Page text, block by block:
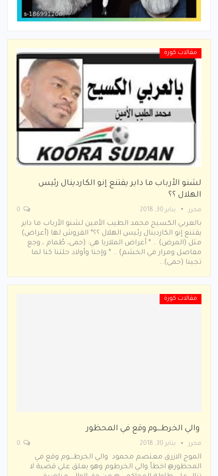
مقالات كورة
لشنو الأرباب ما داير يقتنع إنو الكاردينال رئيس
الهلال ؟؟
محرر يناير 30, 2018
بالعربي الكسيح محمد الطيب الأمين لشنو الأرباب ما داير
يقتنع إنو الكاردينال رئيس الهلال ؟؟* القروش لها (أعراض)
مثل (المرض) .. * أعراض الملاريا هي: (حمى، طُمام ، وجع
مفاصل ومرار في الخشم) .. * وإحنا وأولاد حلتنا كنا لما
تجينا (حمى)…
مقالات كورة
والي الخرطــــوم وقع في المحظور
محرر يناير 30, 2018
الموج الازرق معتصم محمود والي الخرطــــوم وقع في
المحظور@ اخطأ والي الخرطوم وهو يعلق علي قضية لا